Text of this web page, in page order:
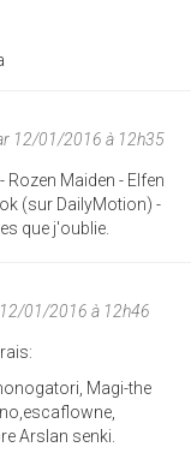
12/01/2016 à 12h35
Rozen Maiden - Elfen
(sur DailyMotion) -
que j'oublie.
01/2016 à 12h46
Magi-the
Arslan senki.